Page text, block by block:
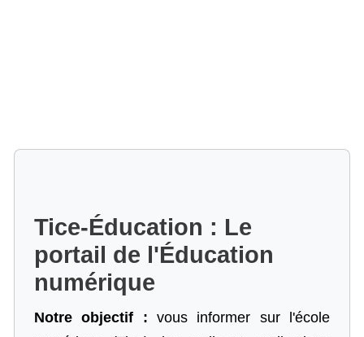
Tice-Éducation : Le
portail de l'Éducation
numérique
Notre objectif : vous informer sur l'école